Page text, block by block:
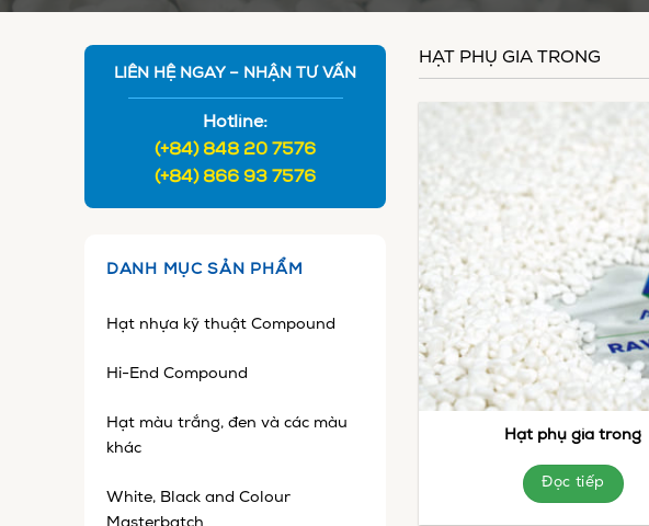
LIÊN HỆ NGAY – NHẬN TƯ VẤN
Hotline:
(+84) 848 20 7576
(+84) 866 93 7576
DANH MỤC SẢN PHẨM
Hạt nhựa kỹ thuật Compound
Hi-End Compound
Hạt màu trắng, đen và các màu
khác
White, Black and Colour
HẠT PHỤ GIA TRONG
Hạt phụ gia trong
Đọc tiếp